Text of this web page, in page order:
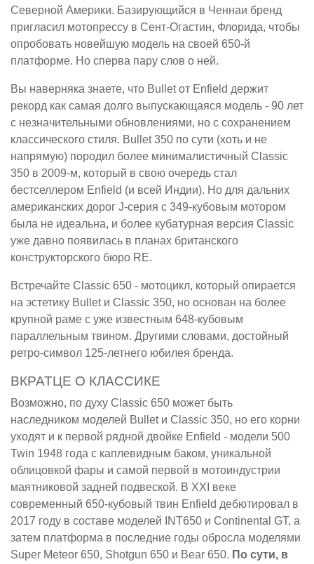
Северной Америки. Базирующийся в Ченнаи бренд
пригласил мотопрессу в Сент-Огастин, Флорида, чтобы
опробовать новейшую модель на своей 650-й
платформе. Но сперва пару слов о ней.
Вы наверняка знаете, что Bullet от Enfield держит
рекорд как самая долго выпускающаяся модель - 90 лет
с незначительными обновлениями, но с сохранением
классического стиля. Bullet 350 по сути (хоть и не
напрямую) породил более минималистичный Classic
350 в 2009-м, который в свою очередь стал
бестселлером Enfield (и всей Индии). Но для дальних
американских дорог J-серия с 349-кубовым мотором
была не идеальна, и более кубатурная версия Classic
уже давно появилась в планах британского
конструкторского бюро RE.
Встречайте Classic 650 - мотоцикл, который опирается
на эстетику Bullet и Classic 350, но основан на более
крупной раме с уже известным 648-кубовым
параллельным твином. Другими словами, достойный
ретро-символ 125-летнего юбилея бренда.
ВКРАТЦЕ О КЛАССИКЕ
Возможно, по духу Classic 650 может быть
наследником моделей Bullet и Classic 350, но его корни
уходят и к первой рядной двойке Enfield - модели 500
Twin 1948 года с каплевидным баком, уникальной
облицовкой фары и самой первой в мотоиндустрии
маятниковой задней подвеской. В XXI веке
современный 650-кубовый твин Enfield дебютировал в
2017 году в составе моделей INT650 и Continental GT, а
затем платформа в последние годы обросла моделями
Super Meteor 650, Shotgun 650 и Bear 650. По сути, в